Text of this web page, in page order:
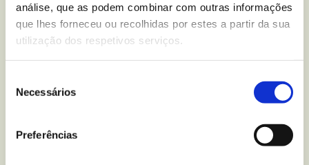
análise, que as podem combinar com outras informações
que lhes forneceu ou recolhidas por estes a partir da sua
utilização dos respetivos serviços.
Necessários
Preferências
Mais recentesdo blogue